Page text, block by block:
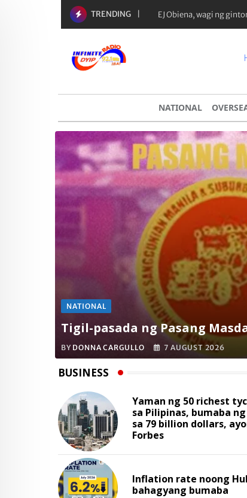
TRENDING Yaman ng 50 richest
NATIONAL
NATIONAL
Tigil-pasada ng Pasang
BY DONNA CARGULLO 7 AUGUST 2026
BUSINESS
Yaman ng 50 richest
sa Pilipinas, bumaba ng
sa 79 billion dollars,
Forbes
Inflation rate noong
bahagyang bumaba